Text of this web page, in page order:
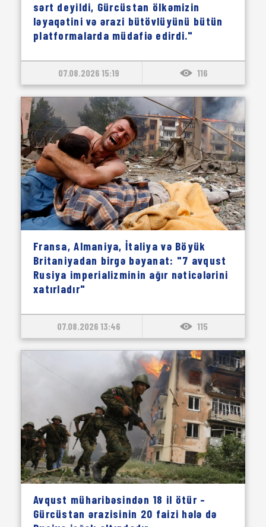
sərt deyildi, Gürcüstan ölkəmizin
ləyaqətini və ərazi bütövlüyünü bütün
platformalarda müdafiə edirdi."
07.08.2026 15:19 116
Fransa, Almaniya, İtaliya və Böyük
Britaniyadan birgə bəyanat: "7 avqust
Rusiya imperializminin ağır nəticələrini
xatırladır"
07.08.2026 13:46 115
Avqust müharibəsindən 18 il ötür –
Gürcüstan ərazisinin 20 faizi hələ də